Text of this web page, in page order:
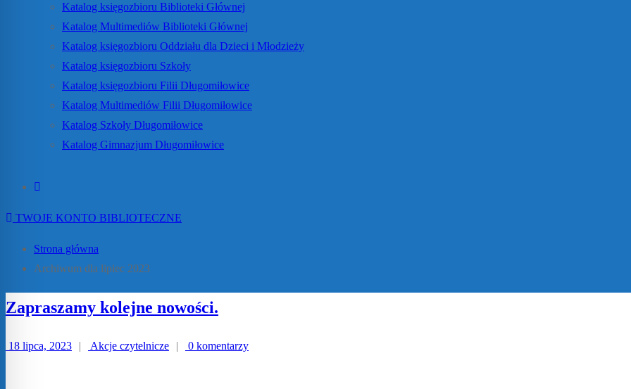
Katalog księgozbioru Biblioteki Głównej
Katalog Multimediów Biblioteki Głównej
Katalog księgozbioru Oddziału dla Dzieci i Młodzieży
Katalog księgozbioru Szkoły
Katalog księgozbioru Filii Długomiłowice
Katalog Multimediów Filii Długomiłowice
Katalog Szkoły Długomiłowice
Katalog Gimnazjum Długomiłowice
TWOJE KONTO BIBLIOTECZNE
Strona główna
Archiwum dla lipiec 2023
Zapraszamy kolejne nowości.
18 lipca, 2023 | Akcje czytelnicze | 0 komentarzy